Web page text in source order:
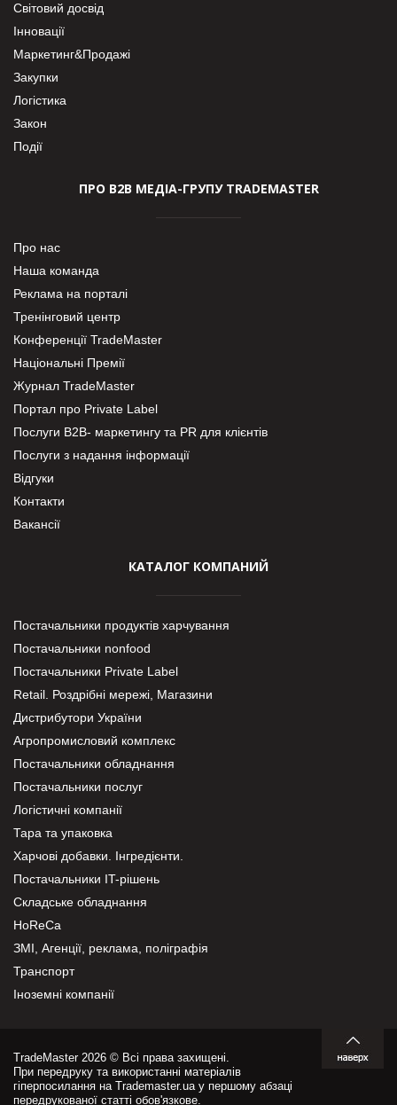
Світовий досвід
Інновації
Маркетинг&Продажі
Закупки
Логістика
Закон
Події
ПРО В2В МЕДІА-ГРУПУ TRADEMASTER
Про нас
Наша команда
Реклама на порталі
Тренінговий центр
Конференції TradeMaster
Національні Премії
Журнал TradeMaster
Портал про Private Label
Послуги В2В- маркетингу та PR для клієнтів
Послуги з надання інформації
Відгуки
Контакти
Вакансії
КАТАЛОГ КОМПАНИЙ
Постачальники продуктів харчування
Постачальники nonfood
Постачальники Private Label
Retail. Роздрібні мережі, Магазини
Дистрибутори України
Агропромисловий комплекс
Постачальники обладнання
Постачальники послуг
Логістичні компанії
Тара та упаковка
Харчові добавки. Інгредієнти.
Постачальники IT-рішень
Складське обладнання
HoReCa
ЗМІ, Агенції, реклама, поліграфія
Транспорт
Іноземні компанії
TradeMaster 2026 © Всі права захищені.
При передруку та використанні матеріалів
гіперпосилання на Trademaster.ua у першому абзаці
передрукованої статті обов'язкове.